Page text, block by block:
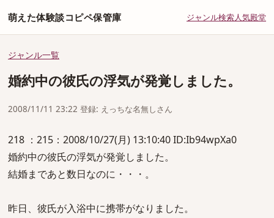
萌えた体験談コピペ保管庫 ジャンル検索人気殿堂
ジャンル一覧
婚約中の彼氏の浮気が発覚しました。
2008/11/11 23:22 登録: えっちな名無しさん
218 ：215：2008/10/27(月) 13:10:40 ID:Ib94wpXa0
婚約中の彼氏の浮気が発覚しました。
結婚まであと数日なのに・・・。
昨日、彼氏が入浴中に携帯がなりました。